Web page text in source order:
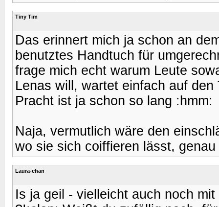
Tiny Tim
Das erinnert mich ja schon an
benutztes Handtuch für
frage mich echt warum Leute
Lenas will, wartet einfach auf
Pracht ist ja schon so lang :hmm:
Naja, vermutlich wäre den
wo sie sich coiffieren lässt,
Laura-chan
Is ja geil - vielleicht auch noch